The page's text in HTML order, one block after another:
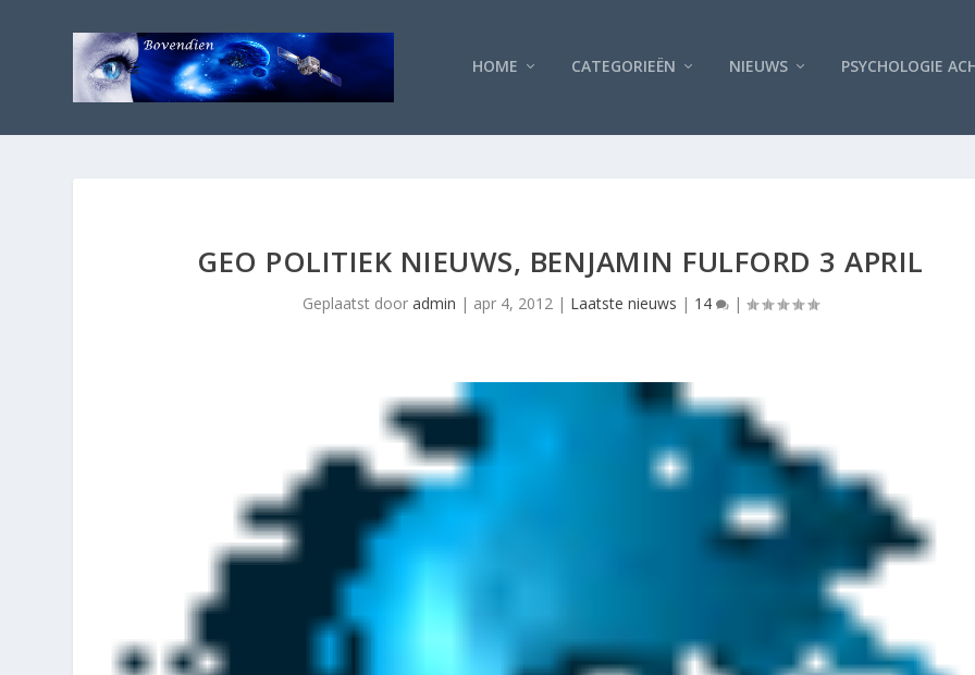
HOME CATEGORIEËN NIEUWS PSYCHOLOGIE
GEO POLITIEK NIEUWS, BENJAMIN FULFORD 3 APRIL
Geplaatst door admin | apr 4, 2012| Laatste nieuws | 14 |